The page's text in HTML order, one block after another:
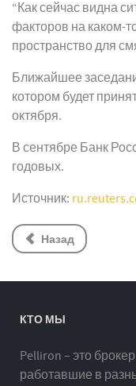
“Как сейчас видна
факторов на каком-
пространство для
Ближайшее
котором будет
октября.
В сентябре Банк
годовых.
Источник:
Назад
КТО МЫ
Pelliron – это
работавшие в